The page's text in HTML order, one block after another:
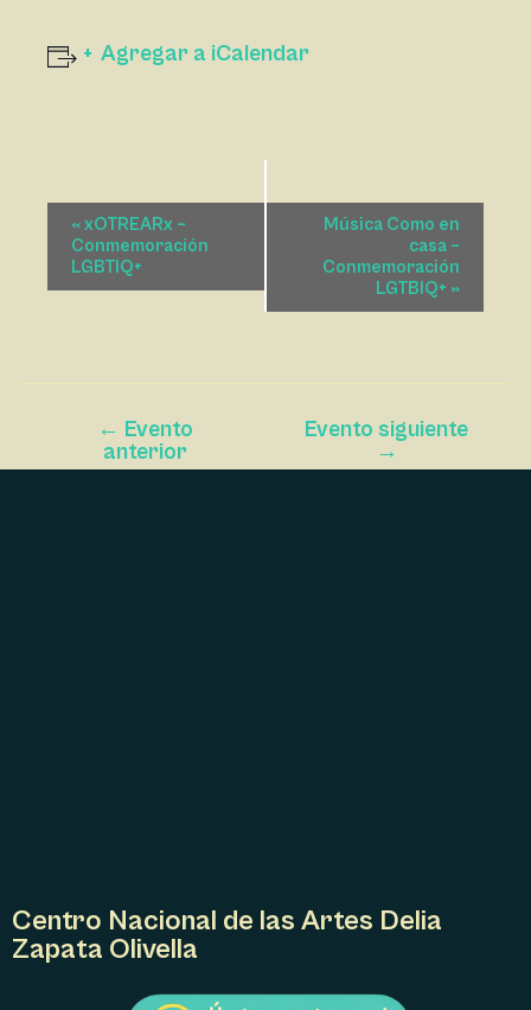
Agregar a iCalendar
V
«xOTREARx –
Conmemoración
LGBTIQ+
Música Como en
casa –
Conmemoración
LGTBIQ+ »
← Evento
anterior
Evento siguiente
→
Centro Nacional de las Artes Delia
Zapata Olivella